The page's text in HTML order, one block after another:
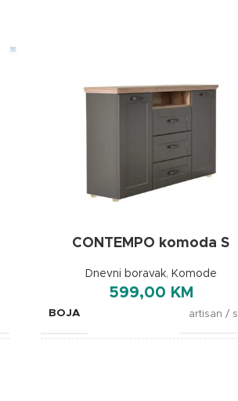
CONTEMPO komoda S
Dnevni boravak, Komode
599,00 KM
BOJA artisan /